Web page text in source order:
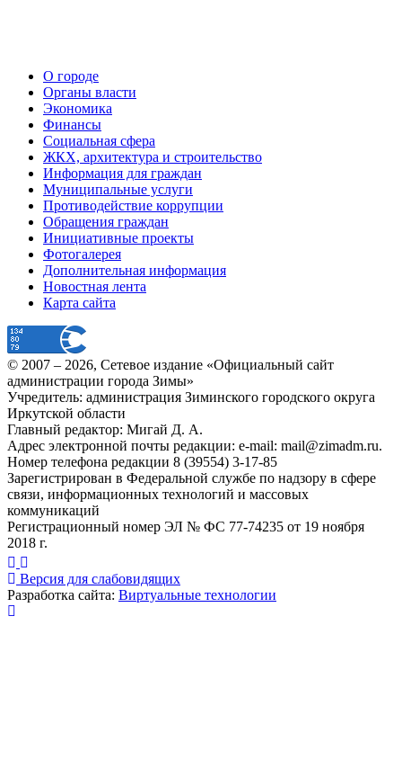
О городе
Органы власти
Экономика
Финансы
Социальная сфера
ЖКХ, архитектура и строительство
Информация для граждан
Муниципальные услуги
Противодействие коррупции
Обращения граждан
Инициативные проекты
Фотогалерея
Дополнительная информация
Новостная лента
Карта сайта
© 2007 – 2026, Сетевое издание «Официальный сайт
администрации города Зимы»
Учредитель: администрация Зиминского городского округа
Иркутской области
Главный редактор: Мигай Д. А.
Адрес электронной почты редакции: e-mail: mail@zimadm.ru.
Номер телефона редакции 8 (39554) 3-17-85
Зарегистрирован в Федеральной службе по надзору в сфере
связи, информационных технологий и массовых
коммуникаций
Регистрационный номер ЭЛ № ФС 77-74235 от 19 ноября
2018 г.
Версия для слабовидящих
Разработка сайта: Виртуальные технологии